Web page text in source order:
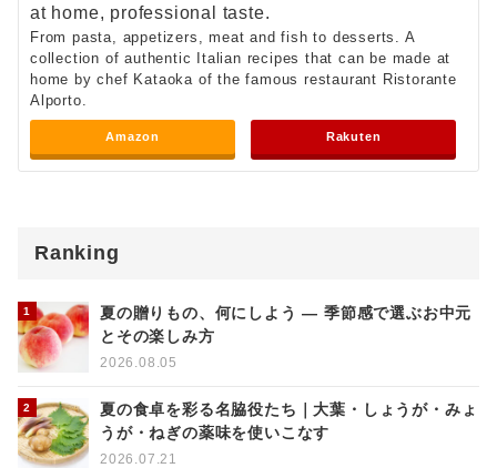
at home, professional taste.
From pasta, appetizers, meat and fish to desserts. A
collection of authentic Italian recipes that can be made at
home by chef Kataoka of the famous restaurant Ristorante
Alporto.
Amazon Rakuten
Ranking
夏の贈りもの、何にしよう ― 季節感で選ぶお中元
とその楽しみ方
2026.08.05
夏の食卓を彩る名脇役たち｜大葉・しょうが・みょ
うが・ねぎの薬味を使いこなす
2026.07.21